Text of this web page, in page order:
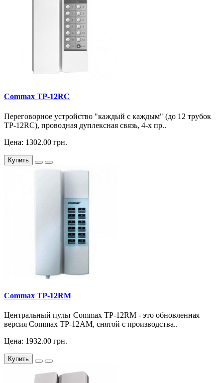
Commax TP-12RC
Переговорное устройство "каждый с каждым" (до 12 трубок
TP-12RC), проводная дуплексная связь, 4-х пр..
Цена: 1302.00 грн.
Купить
Commax TP-12RM
Центральный пульт Commax TP-12RM - это обновленная
версия Commax TP-12АM, снятой с производства..
Цена: 1932.00 грн.
Купить